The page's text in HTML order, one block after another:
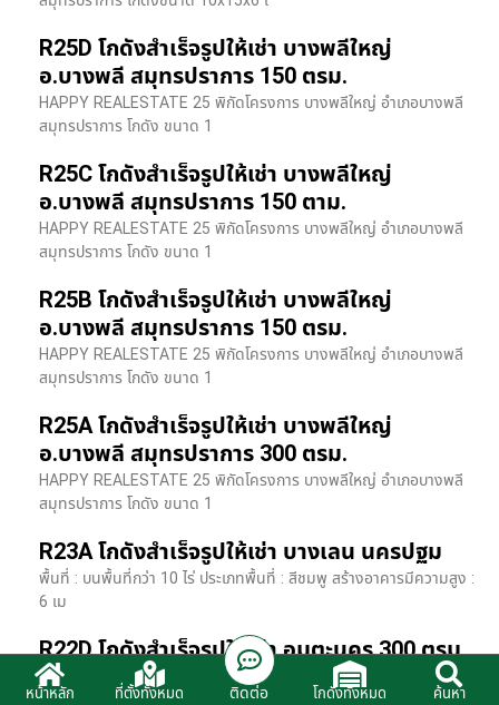
R25D โกดังสำเร็จรูปให้เช่า บางพลีใหญ่
อ.บางพลี สมุทรปราการ 150 ตรม.
HAPPY REALESTATE 25 พิกัดโครงการ บางพลีใหญ่ อำเภอบางพลี
สมุทรปราการ โกดัง ขนาด 1
R25C โกดังสำเร็จรูปให้เช่า บางพลีใหญ่
อ.บางพลี สมุทรปราการ 150 ตาม.
HAPPY REALESTATE 25 พิกัดโครงการ บางพลีใหญ่ อำเภอบางพลี
สมุทรปราการ โกดัง ขนาด 1
R25B โกดังสำเร็จรูปให้เช่า บางพลีใหญ่
อ.บางพลี สมุทรปราการ 150 ตรม.
HAPPY REALESTATE 25 พิกัดโครงการ บางพลีใหญ่ อำเภอบางพลี
สมุทรปราการ โกดัง ขนาด 1
R25A โกดังสำเร็จรูปให้เช่า บางพลีใหญ่
อ.บางพลี สมุทรปราการ 300 ตรม.
HAPPY REALESTATE 25 พิกัดโครงการ บางพลีใหญ่ อำเภอบางพลี
สมุทรปราการ โกดัง ขนาด 1
R23A โกดังสำเร็จรูปให้เช่า บางเลน นครปฐม
พื้นที่ : บนพื้นที่กว่า 10 ไร่ ประเภทพื้นที่ : สีชมพู สร้างอาคารมีความสูง :
6 เม
R22D โกดังสำเร็จรูปให้เช่า อมตะนคร 300 ตรม.
HR22 โกดังสำเร็จรูปให้เช่า พิกัด ติดนิคมอมตะนคร อ.พานทอง จ.ชลบุรี
รายละเอียดโรงง
หน้าหลัก ที่ตั้งทั้งหมด ติดต่อ โกดังทั้งหมด ค้นหา